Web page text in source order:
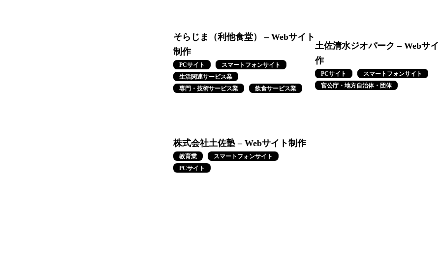
そらじま（利他食堂） – Webサイト
制作
PCサイト
スマートフォンサイト
生活関連サービス業
専門・技術サービス業
飲食サービス業
土佐清水ジオパーク – Webサイ
作
PCサイト
スマートフォンサイト
官公庁・地方自治体・団体
株式会社土佐塾 – Webサイト制作
教育業
スマートフォンサイト
PCサイト